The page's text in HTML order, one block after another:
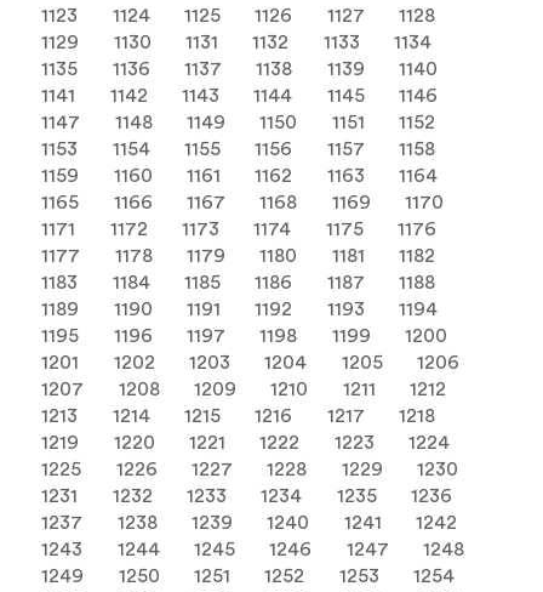
1123
1124 1125 1126 1127
1128
1129
1130 1131 1132 1133
1134
1135
1136 1137 1138 1139
1140
1141
1142 1143 1144 1145
1146
1147
1148 1149 1150 1151
1152
1153
1154 1155 1156 1157
1158
1159
1160 1161 1162 1163
1164
1165
1166 1167 1168 1169
1170
1171
1172 1173 1174 1175
1176
1177
1178 1179 1180 1181
1182
1183
1184 1185 1186 1187
1188
1189
1190 1191 1192 1193
1194
1195
1196 1197 1198 1199
1200
1201
1202 1203 1204 1205
1206
1207
1208 1209 1210 1211
1212
1213
1214 1215 1216 1217
1218
1219
1220 1221 1222 1223
1224
1225
1226 1227 1228 1229
1230
1231
1232 1233 1234 1235
1236
1237
1238 1239 1240 1241
1242
1243
1244 1245 1246 1247
1248
1249
1250 1251 1252 1253
1254